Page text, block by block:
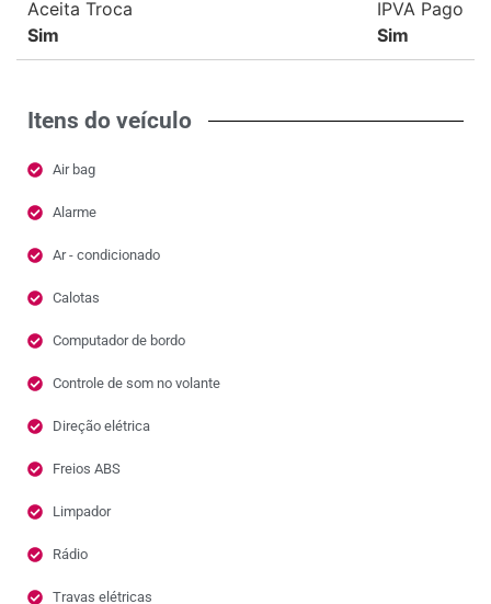
Aceita Troca
Sim
IPVA Pago
Sim
Itens do veículo
Air bag
Alarme
Ar - condicionado
Calotas
Computador de bordo
Controle de som no volante
Direção elétrica
Freios ABS
Limpador
Rádio
Travas elétricas